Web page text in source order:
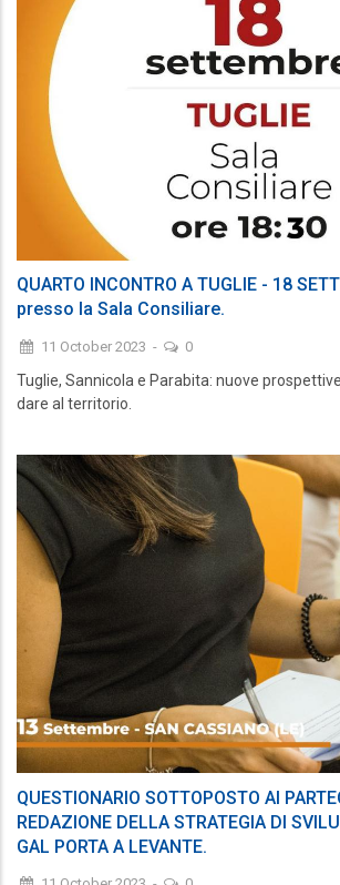
QUARTO INCONTRO A TUGLIE - 18
presso la Sala Consiliare.
11 October 2023 - 0
Tuglie, Sannicola e Parabita: nuove
dare al territorio.
QUESTIONARIO SOTTOPOSTO AI
REDAZIONE DELLA STRATEGIA DI
GAL PORTA A LEVANTE.